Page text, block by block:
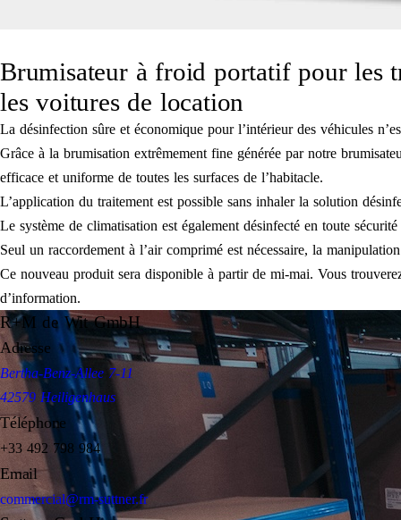
Brumisateur à froid portatif pour les
les voitures de location
La désinfection sûre et économique pour l’intérieur des véhicules
Grâce à la brumisation extrêmement fine générée par notre
efficace et uniforme de toutes les surfaces de l’habitacle.
L’application du traitement est possible sans inhaler la solution
Le système de climatisation est également désinfecté en toute
Seul un raccordement à l’air comprimé est nécessaire, la
Ce nouveau produit sera disponible à partir de mi-mai. Vous
d’information.
R+M de Wit GmbH
Adresse
Bertha-Benz-Allee 7-11
42579 Heiligenhaus
Téléphone
+33 492 798 984
Email
commercial@rm-suttner.fr